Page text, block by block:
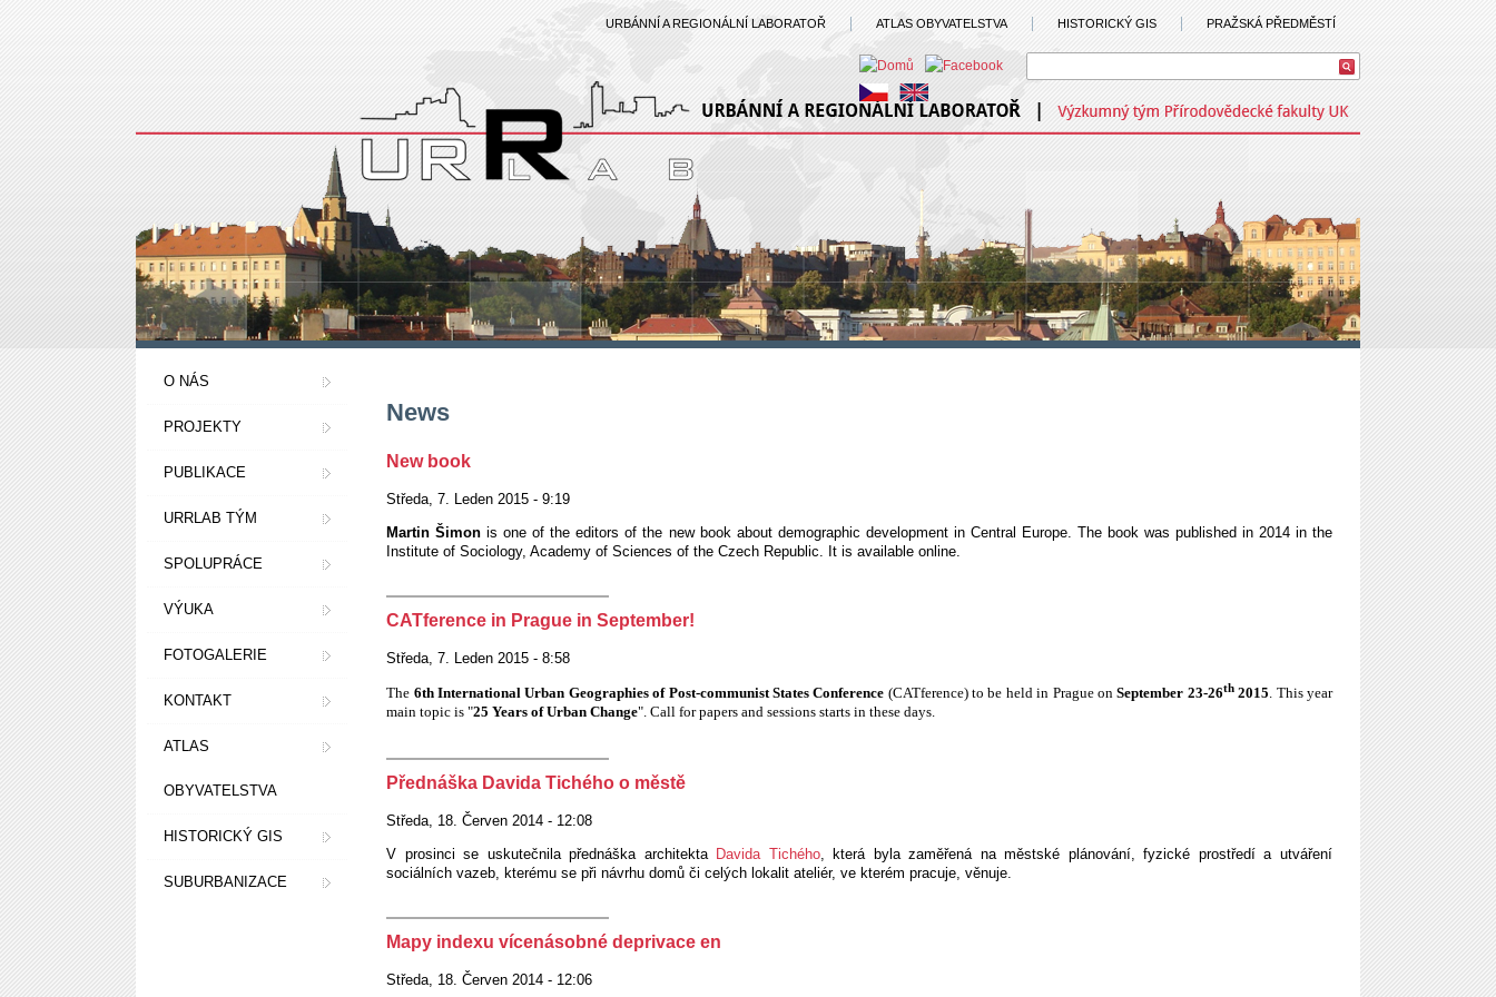
URBÁNNÍ A REGIONÁLNÍ LABORATOŘ ATLAS OBYVATELSTVA HISTORICKÝ GIS PRAŽSKÁ PŘEDMĚSTÍ
O NÁS
PROJEKTY
PUBLIKACE
URRLAB TÝM
SPOLUPRÁCE
VÝUKA
FOTOGALERIE
KONTAKT
ATLAS
OBYVATELSTVA
HISTORICKÝ GIS
SUBURBANIZACE
News
New book
Středa, 7. Leden 2015 - 9:19
Martin Šimon is one of the editors of the new book about demographic development in Central Europe. The book was published in 2014 in the
Institute of Sociology, Academy of Sciences of the Czech Republic. It is available online.
CATference in Prague in September!
Středa, 7. Leden 2015 - 8:58
The 6th International Urban Geographies of Post-communist States Conference (CATference) to be held in Prague on September 23-26th2015. This year
main topic is "25 Years of Urban Change". Call for papers and sessions starts in these days.
Přednáška Davida Tichého o městě
Středa, 18. Červen 2014 - 12:08
V prosinci se uskutečnila přednáška architekta Davida Tichého, která byla zaměřená na městské plánování, fyzické prostředí a utváření
sociálních vazeb, kterému se při návrhu domů či celých lokalit ateliér, ve kterém pracuje, věnuje.
Mapy indexu vícenásobné deprivace en
Středa, 18. Červen 2014 - 12:06